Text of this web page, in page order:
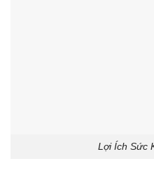
Lợi Ích Sức